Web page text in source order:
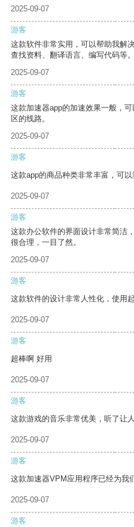
2025-09-07
游客
这款软件非常实用，可以帮助我解
查找资料、翻译语言、编写代码等。
2025-09-07
游客
这款加速器app的加速效果一般，
区的线路。
2025-09-07
游客
这款app的商品种类非常丰富，可以
2025-09-07
游客
这款办公软件的界面设计非常简洁
很合理，一目了然。
2025-09-07
游客
这款软件的设计非常人性化，使用
2025-09-07
游客
超棒啊 好用
2025-09-07
游客
这款游戏的音乐非常优美，听了让人
2025-09-07
游客
这款加速器VPM应用程序已经为我
2025-09-07
游客